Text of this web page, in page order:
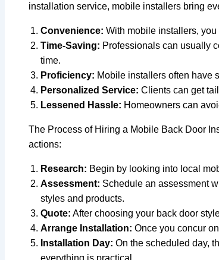
installation service, mobile installers bring
Convenience: With mobile installers, you
Time-Saving: Professionals can usually
time.
Proficiency: Mobile installers often have
Personalized Service: Clients can get
Lessened Hassle: Homeowners can
The Process of Hiring a Mobile Back Door
actions:
Research: Begin by looking into local
Assessment: Schedule an assessment
styles and products.
Quote: After choosing your back door
Arrange Installation: Once you concur
Installation Day: On the scheduled day,
everything is practical.